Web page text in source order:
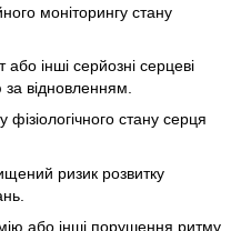
моніторингу стану
інші серйозні серцеві
відновленням.
стану серця
ризик розвитку
або інші порушення ритму